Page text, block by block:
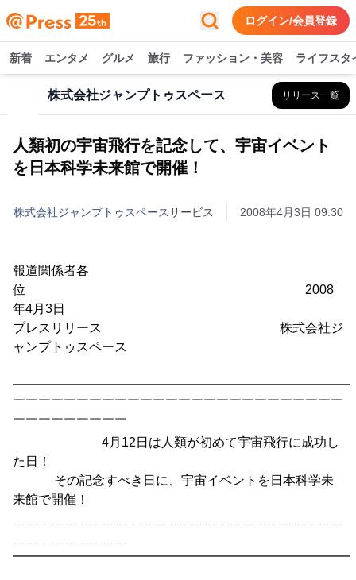
ログイン/会員登録
新着 エンタメ グルメ 旅行 ファッション・美容 ライフスタ
株式会社ジャンプトゥスペース リリース一覧
人類初の宇宙飛行を記念して、宇宙イベント
を日本科学未来館で開催！
株式会社ジャンプトゥスペースサービス 2008年4月3日 09:30
報道関係者各
位 2008
年4月3日
プレスリリース 株式会社ジ
ャンプトゥスペース
￣￣￣￣￣￣￣￣￣￣￣￣￣￣￣￣￣￣￣￣￣￣￣￣￣￣
￣￣￣￣￣￣￣￣￣
4月12日は人類が初めて宇宙飛行に成功し
た日！
その記念すべき日に、宇宙イベントを日本科学未
来館で開催！